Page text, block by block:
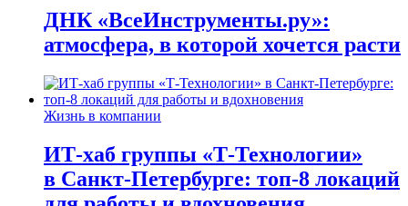
ДНК «ВсеИнструменты.ру»:
атмосфера, в которой хочется расти
Жизнь в компании
ИТ-хаб группы «Т-Технологии»
в Санкт-Петербурге: топ-8 локаций